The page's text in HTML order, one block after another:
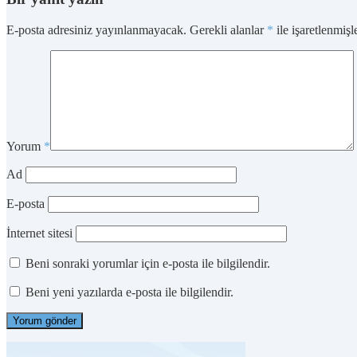
E-posta adresiniz yayınlanmayacak. Gerekli alanlar * ile
Yorum *
Ad
E-posta
İnternet sitesi
Beni sonraki yorumlar için e-posta ile bilgilendir.
Beni yeni yazılarda e-posta ile bilgilendir.